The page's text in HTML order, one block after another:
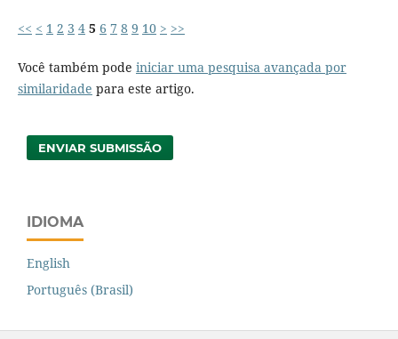
<< < 1 2 3 4 5 6 7 8 9 10 > >>
Você também pode iniciar uma pesquisa avançada por
similaridade para este artigo.
ENVIAR SUBMISSÃO
IDIOMA
English
Português (Brasil)